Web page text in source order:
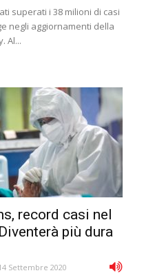
superati i 38 milioni di casi
negli aggiornamenti della
Al...
record casi nel
più dura
Settembre 2020